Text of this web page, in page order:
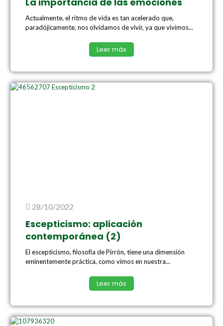
Actualmente, el ritmo de vida es tan acelerado que,
paradójicamente, nos olvidamos de vivir, ya que vivimos...
Leer más
28/10/2022
Escepticismo: aplicación
contemporánea (2)
El escepticismo, filosofía de Pirrón, tiene una dimensión
eminentemente práctica, como vimos en nuestra...
Leer más